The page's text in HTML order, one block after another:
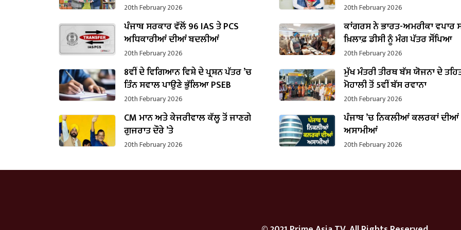
20th February 2026
ਵਜੋਂ ਸੰਭਾਲਿਆ ਕਾਰਜਭਾਰ
20th February 2026
ਪੰਜਾਬ ਸਰਕਾਰ ਵੱਲੋਂ 96 IAS ਤੇ PCS
ਅਧਿਕਾਰੀਆਂ ਦੀਆਂ ਬਦਲੀਆਂ
20th February 2026
ਕਾਂਗਰਸ ਨੇ ਭਾਰਤ-ਅਮਰੀਕਾ ਵਪਾਰ
ਖ਼ਿਲਾਫ਼ ਡੀਸੀ ਨੂੰ ਮੰਗ ਪੱਤਰ ਸੌਂਪਿਆ
20th February 2026
8ਵੀਂ ਦੇ ਵਿਗਿਆਨ ਵਿਸ਼ੇ ਦੇ ਪ੍ਰਸ਼ਨ ਪੱਤਰ ’ਚ
ਤਿੰਨ ਸਵਾਲ ਪਾਉਣੇ ਭੁੱਲਿਆ PSEB
20th February 2026
ਮੁੱਖ ਮੰਤਰੀ ਤੀਰਥ ਬੱਸ ਯੋਜਨਾ ਦੇ
ਮੋਹਾਲੀ ਤੋਂ 5ਵੀਂ ਬੱਸ ਰਵਾਨਾ
20th February 2026
CM ਮਾਨ ਅਤੇ ਕੇਜਰੀਵਾਲ ਕੱਲ੍ਹ ਤੋਂ ਜਾਣਗੇ
ਗੁਜਰਾਤ ਦੌਰੇ ’ਤੇ
20th February 2026
ਪੰਜਾਬ ’ਚ ਨਿਕਲੀਆਂ ਕਲਰਕਾਂ ਦੀਆਂ
ਅਸਾਮੀਆਂ
20th February 2026